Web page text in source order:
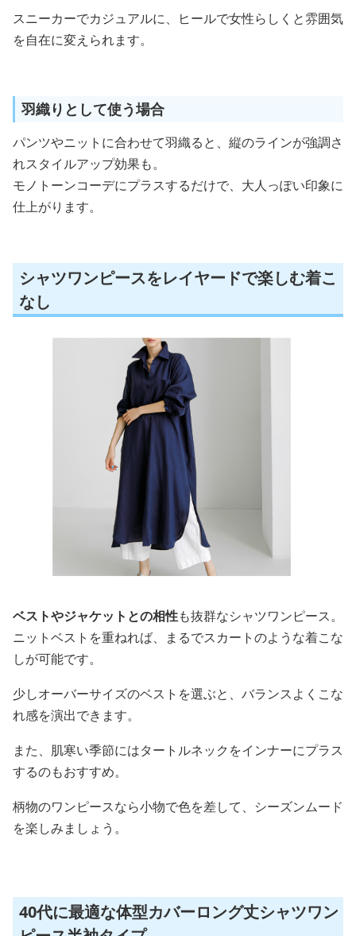
スニーカーでカジュアルに、ヒールで女性らしくと雰囲気
を自在に変えられます。
羽織りとして使う場合
パンツやニットに合わせて羽織ると、縦のラインが強調さ
れスタイルアップ効果も。
モノトーンコーデにプラスするだけで、大人っぽい印象に
仕上がります。
シャツワンピースをレイヤードで楽しむ着こ
なし
ベストやジャケットとの相性も抜群なシャツワンピース。
ニットベストを重ねれば、まるでスカートのような着こな
しが可能です。
少しオーバーサイズのベストを選ぶと、バランスよくこな
れ感を演出できます。
また、肌寒い季節にはタートルネックをインナーにプラス
するのもおすすめ。
柄物のワンピースなら小物で色を差して、シーズンムード
を楽しみましょう。
40代に最適な体型カバーロング丈シャツワン